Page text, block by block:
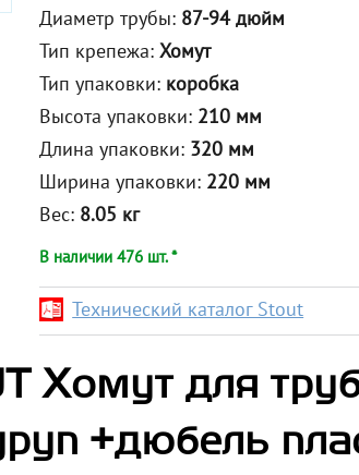
Диаметр трубы: 87-94 дюйм
Тип крепежа:Хомут
Тип упаковки: коробка
Высота упаковки: 210 мм
Длина упаковки: 320 мм
Ширина упаковки: 220 мм
Вес: 8.05 кг
В наличии 476 шт. *
Технический каталог Stout
Хомут для
+дюбель